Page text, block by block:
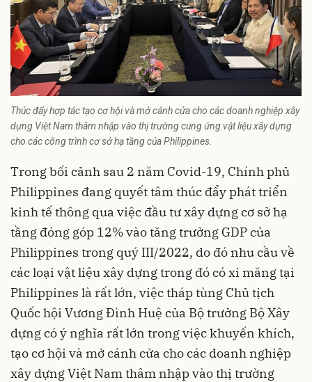
Thúc đẩy hợp tác tạo cơ hội và mở cánh cửa cho các doanh nghiệp xây
dựng Việt Nam thâm nhập vào thị trường cung ứng vật liệu xây dựng
cho các công trình cơ sở hạ tầng của Philippines.
Trong bối cảnh sau 2 năm Covid-19, Chính phủ
Philippines đang quyết tâm thúc đẩy phát triển
kinh tế thông qua việc đầu tư xây dựng cơ sở hạ
tầng đóng góp 12% vào tăng trưởng GDP của
Philippines trong quý III/2022, do đó nhu cầu về
các loại vật liệu xây dựng trong đó có xi măng tại
Philippines là rất lớn, việc tháp tùng Chủ tịch
Quốc hội Vương Đình Huệ của Bộ trưởng Bộ Xây
dựng có ý nghĩa rất lớn trong việc khuyến khích,
tạo cơ hội và mở cánh cửa cho các doanh nghiệp
xây dựng Việt Nam thâm nhập vào thị trường